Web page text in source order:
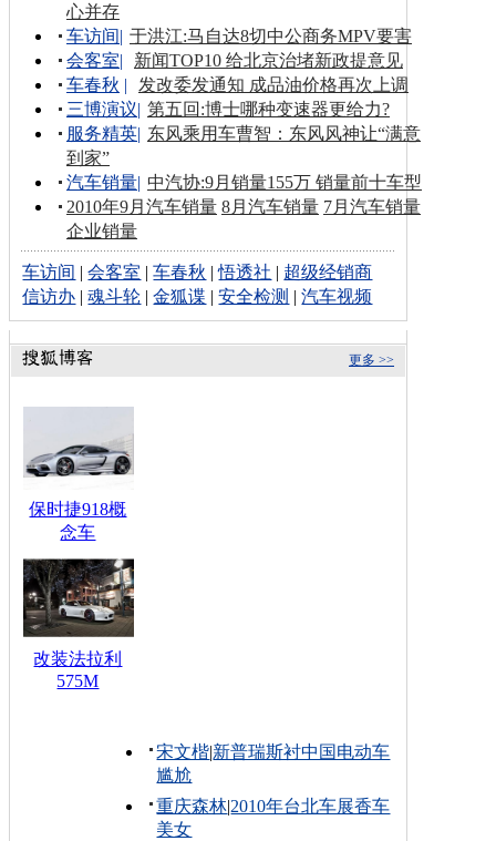
心并存
车访间| 于洪江:马自达8切中公商务MPV要害
会客室|
新闻TOP10 给北京治堵新政提意见
车春秋 |
发改委发通知 成品油价格再次上调
三博演议| 第五回:博士哪种变速器更给力?
服务精英| 东风乘用车曹智：东风风神让“满意
到家”
汽车销量| 中汽协:9月销量155万 销量前十车型
2010年9月汽车销量 8月汽车销量 7月汽车销量
企业销量
车访间 |会客室 |车春秋 |悟透社 | 超级经销商
信访办 |魂斗轮 |金狐谍 |安全检测 |汽车视频
更多 >>
保时捷918概
念车
改装法拉利
575M
宋文楷|新普瑞斯衬中国电动车
尴尬
重庆森林|2010年台北车展香车
美女